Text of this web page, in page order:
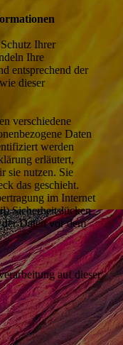
Ihrer
Ihre
entsprechend der
dieser
verschiedene
Daten
werden
erläutert,
sie nutzen. Sie
das geschieht.
im Internet
Sicherheitslücken
Daten vor dem
auf dieser